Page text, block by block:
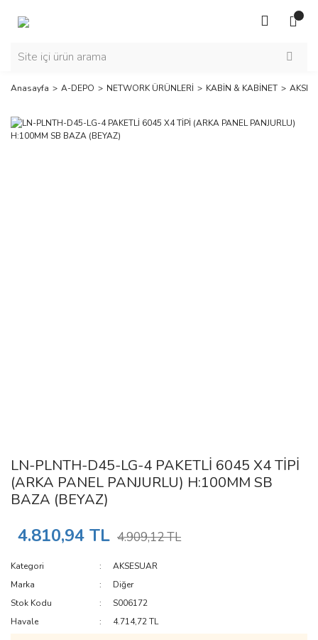
Anasayfa A-DEPO NETWORK ÜRÜNLERİ KABİN & KABİNET
LN-PLNTH-D45-LG-4 PAKETLİ 6045 X4 TİPİ
(ARKA PANEL PANJURLU) H:100MM SB
BAZA (BEYAZ)
4.810,94 TL 4.909,12 TL
Kategori
AKSESUAR
Marka
Diğer
Stok Kodu
S006172
Havale
4.714,72 TL